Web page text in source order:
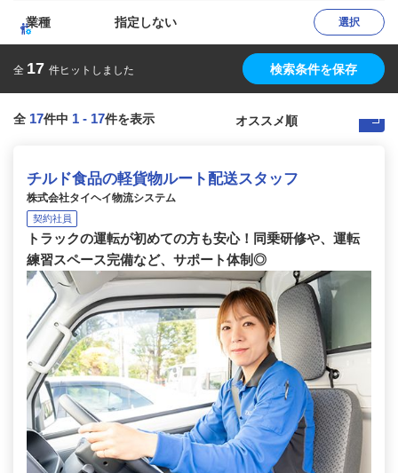
業種 指定しない 選択
全 17 件ヒットしました 検索条件を保存
全 17件中 1 - 17件を表示
チルド食品の軽貨物ルート配送スタッフ
株式会社タイヘイ物流システム
契約社員
トラックの運転が初めての方も安心！同乗研修や、運転
練習スペース完備など、サポート体制◎